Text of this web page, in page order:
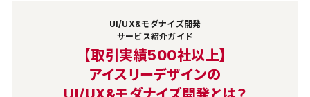
UI/UX&モダナイズ開発
サービス紹介ガイド
【取引実績500社以上】
アイスリーデザインの